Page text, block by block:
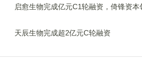
启愈生物完成亿元C1轮融资，倚锋资本
天辰生物完成超2亿元C轮融资